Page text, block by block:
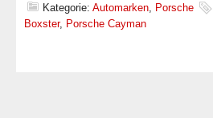
Kategorie: Automarken, Porsche
Boxster, Porsche Cayman